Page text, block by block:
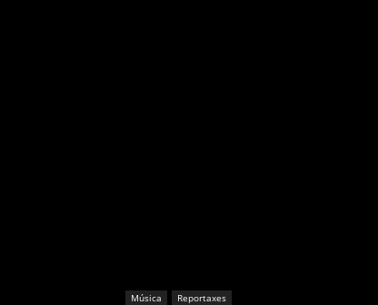
Música Reportaxes